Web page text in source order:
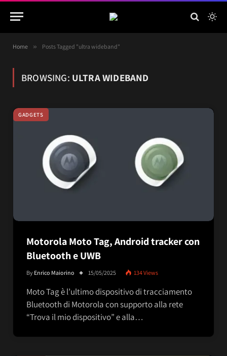
Home » Posts Tagged "ultra wideband"
BROWSING: ULTRA WIDEBAND
GADGETS
Motorola Moto Tag, Android tracker con
Bluetooth e UWB
By Enrico Maiorino 15/05/2025 134Views
Moto Tag è l’ultimo dispositivo di tracciamento
Bluetooth di Motorola con supporto alla rete
“Trova il mio dispositivo” e alla…